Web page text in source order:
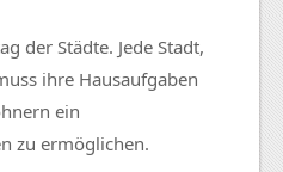
der Städte. Jede Stadt,
ihre Hausaufgaben
ein
zu ermöglichen.